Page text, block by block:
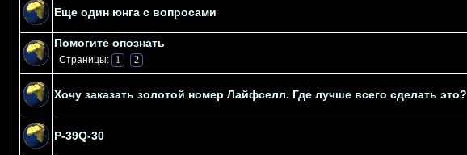
Еще один юнга с вопросами
Помогите опознать
Страницы: 1 2
Хочу заказать золотой номер Лайфселл. Где лучше всего сделать это?
P-39Q-30